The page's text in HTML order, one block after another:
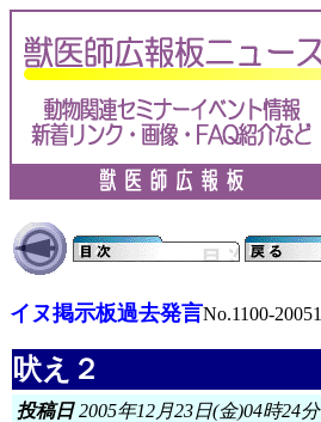
イヌ掲示板過去発言No.1100-
吠え２
投稿日2005年12月23日(金)04時24